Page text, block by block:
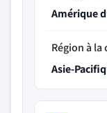
Amérique
Région à
Asie-